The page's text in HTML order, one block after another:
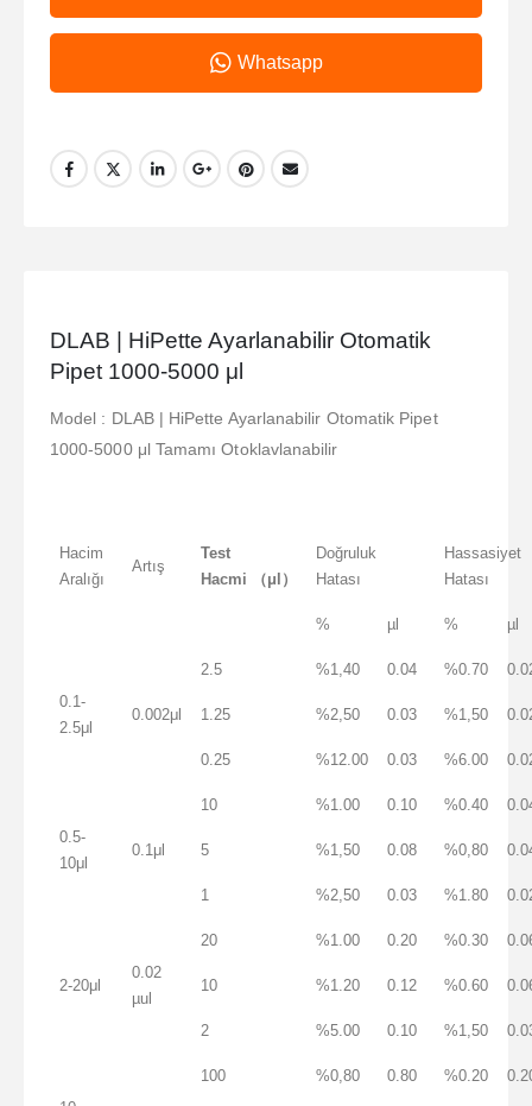
Whatsapp
DLAB | HiPette Ayarlanabilir Otomatik
Pipet 1000-5000 μl
Model : DLAB | HiPette Ayarlanabilir Otomatik Pipet
1000-5000 μl Tamamı Otoklavlanabilir
Hacim
Aralığı
Artış
Test
Hacmi
（μl）
Doğruluk
Hatası
Hassasiyet
Hatası
% µl % µl
0.1-
2.5μl
0.002μl
2.5 %1,40 0.04 %0.70
1.25 %2,50 0.03 %1,50
0.25 %12.00 0.03 %6.00
0.5-
10μl
0.1μl
10 %1.00 0.10 %0.40
5 %1,50 0.08 %0,80
1 %2,50 0.03 %1.80
2-20μl
0.02
µul
20 %1.00 0.20 %0.30
10 %1.20 0.12 %0.60
2 %5.00 0.10 %1,50
100 %0,80 0.80 %0.20